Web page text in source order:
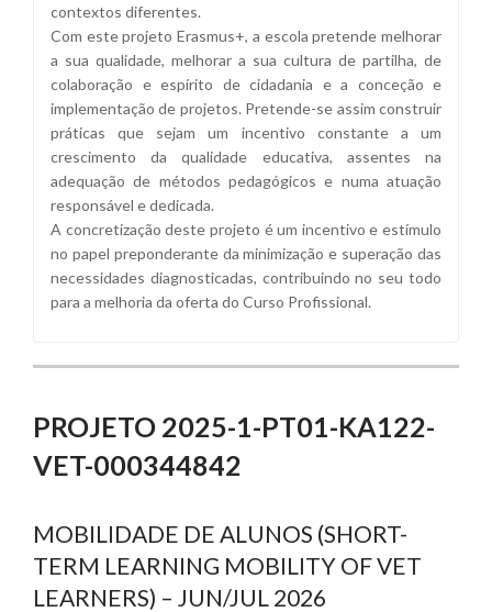
contextos diferentes.
Com este projeto Erasmus+, a escola pretende melhorar
a sua qualidade, melhorar a sua cultura de partilha, de
colaboração e espírito de cidadania e a conceção e
implementação de projetos. Pretende-se assim construir
práticas que sejam um incentivo constante a um
crescimento da qualidade educativa, assentes na
adequação de métodos pedagógicos e numa atuação
responsável e dedicada.
A concretização deste projeto é um incentivo e estímulo
no papel preponderante da minimização e superação das
necessidades diagnosticadas, contribuindo no seu todo
para a melhoria da oferta do Curso Profissional.
PROJETO 2025-1-PT01-KA122-
VET-000344842
MOBILIDADE DE ALUNOS (SHORT-
TERM LEARNING MOBILITY OF VET
LEARNERS) – JUN/JUL 2026